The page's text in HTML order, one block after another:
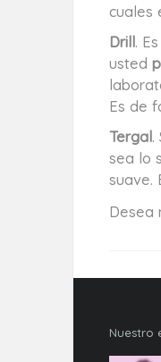
cuales
Drill.
usted
Es de
Tergal.
sea lo
suave.
Desea
Nuestro